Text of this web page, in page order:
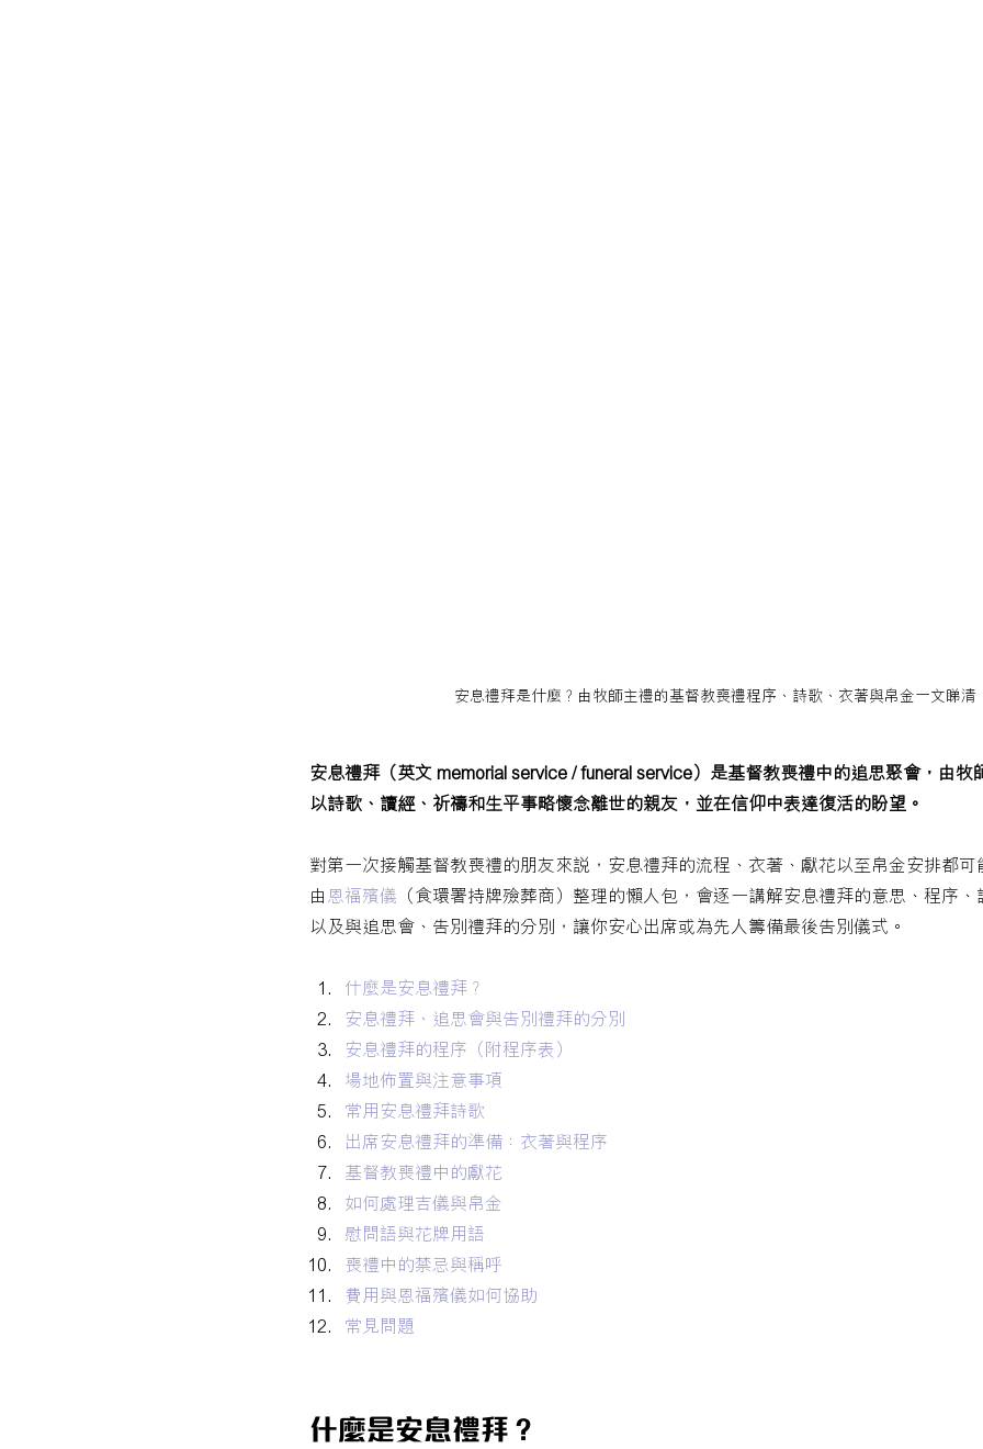
安息禮拜是什麼？由牧師主禮的基督教喪禮程序、詩歌、衣著與帛金一文睇清
安息禮拜（英文 memorial service / funeral service）是基督教喪禮中的追思聚會，由牧
以詩歌、讀經、祈禱和生平事略懷念離世的親友，並在信仰中表達復活的盼望。
對第一次接觸基督教喪禮的朋友來說，安息禮拜的流程、衣著、獻花以至帛金安排都可
由 恩福殯儀 （食環署持牌殮葬商）整理的懶人包，會逐一講解安息禮拜的意思、程序、
以及與追思會、告別禮拜的分別，讓你安心出席或為先人籌備最後告別儀式。
什麼是安息禮拜？
安息禮拜、追思會與告別禮拜的分別
安息禮拜的程序（附程序表）
場地佈置與注意事項
常用安息禮拜詩歌
出席安息禮拜的準備：衣著與程序
基督教喪禮中的獻花
如何處理吉儀與帛金
慰問語與花牌用語
喪禮中的禁忌與稱呼
費用與恩福殯儀如何協助
常見問題
什麼是安息禮拜？